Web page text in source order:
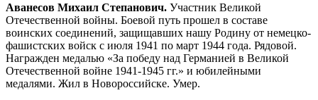
Аванесов Михаил Степанович. Участник Великой
Отечественной войны. Боевой путь прошел в составе
воинских соединений, защищавших нашу Родину от немецко-
фашистских войск с июля 1941 по март 1944 года. Рядовой.
Награжден медалью «За победу над Германией в Великой
Отечественной войне 1941-1945 гг.» и юбилейными
медалями. Жил в Новороссийске. Умер.